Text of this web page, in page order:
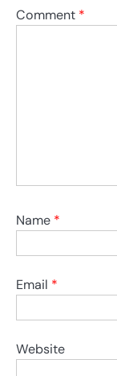
Comment *
Name *
Email *
Website